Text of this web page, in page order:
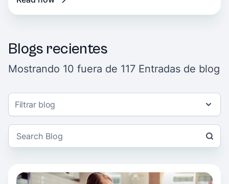
Blogs recientes
Mostrando 10 fuera de 117 Entradas de blog
Filtrar blog
Más información Máxima calificación